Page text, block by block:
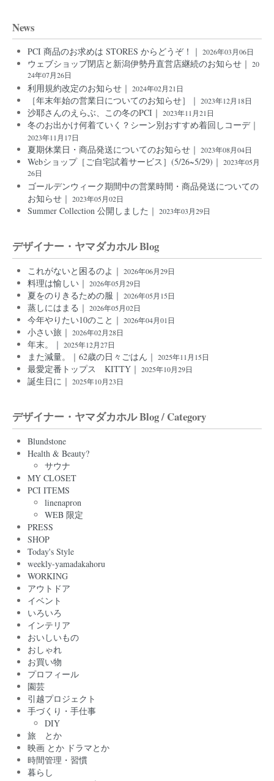
News
PCI 商品のお求めは STORES からどうぞ！｜ 2026年03月06日
ウェブショップ閉店と新潟伊勢丹直営店継続のお知らせ｜ 20
24年07月26日
利用規約改定のお知らせ｜ 2024年02月21日
［年末年始の営業日についてのお知らせ］｜ 2023年12月18日
沙耶さんのえらぶ、この冬のPCI｜ 2023年11月21日
冬のお出かけ何着ていく？シーン別おすすめ着回しコーデ｜
2023年11月17日
夏期休業日・商品発送についてのお知らせ｜ 2023年08月04日
Webショップ［ご自宅試着サービス］(5/26~5/29)｜ 2023年05月
26日
ゴールデンウィーク期間中の営業時間・商品発送についての
お知らせ｜ 2023年05月02日
Summer Collection 公開しました｜ 2023年03月29日
デザイナー・ヤマダカホル Blog
これがないと困るのよ｜ 2026年06月29日
料理は愉しい｜ 2026年05月29日
夏をのりきるための服｜ 2026年05月15日
蒸しにはまる｜ 2026年05月02日
今年やりたい10のこと｜ 2026年04月01日
小さい旅｜ 2026年02月28日
年末。｜ 2025年12月27日
また減量。｜62歳の日々ごはん｜ 2025年11月15日
最愛定番トップス KITTY｜ 2025年10月29日
誕生日に｜ 2025年10月23日
デザイナー・ヤマダカホル Blog / Category
Blundstone
Health & Beauty?
サウナ
MY CLOSET
PCI ITEMS
linenapron
WEB 限定
PRESS
SHOP
Today's Style
weekly-yamadakahoru
WORKING
アウトドア
イベント
いろいろ
インテリア
おいしいもの
おしゃれ
お買い物
プロフィール
園芸
引越プロジェクト
手づくり・手仕事
DIY
旅 とか
映画 とか ドラマとか
時間管理・習慣
暮らし